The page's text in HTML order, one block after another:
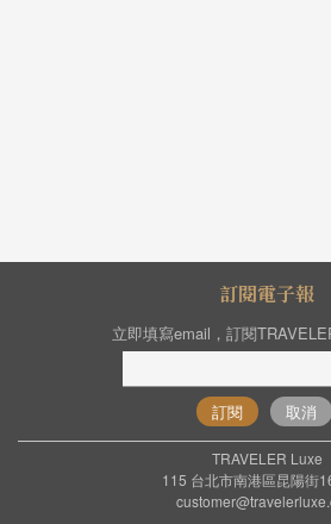
訂閱電子報
立即填寫email，訂閱
訂閱 取消
TRAVELER Luxe
115 台北市南港區昆陽街